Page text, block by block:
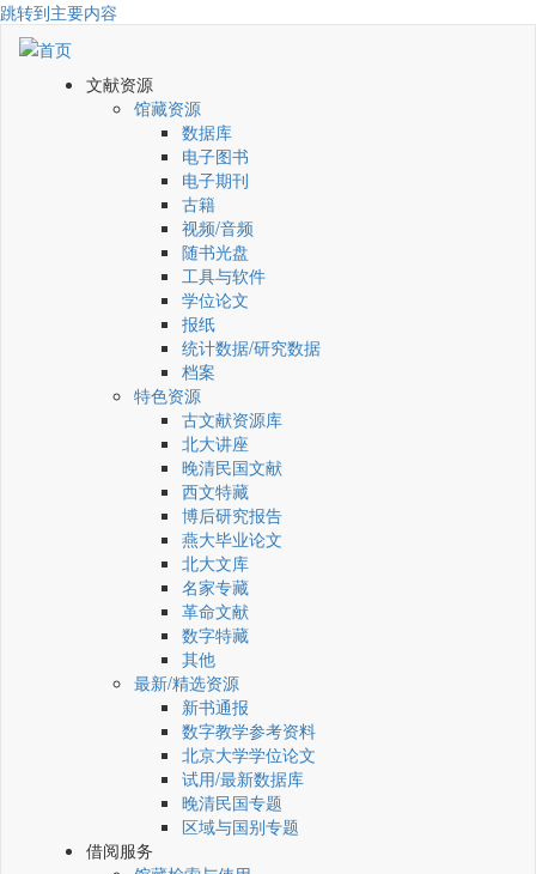
跳转到主要内容
文献资源
馆藏资源
数据库
电子图书
电子期刊
古籍
视频/音频
随书光盘
工具与软件
学位论文
报纸
统计数据/研究数据
档案
特色资源
古文献资源库
北大讲座
晚清民国文献
西文特藏
博后研究报告
燕大毕业论文
北大文库
名家专藏
革命文献
数字特藏
其他
最新/精选资源
新书通报
数字教学参考资料
北京大学学位论文
试用/最新数据库
晚清民国专题
区域与国别专题
借阅服务